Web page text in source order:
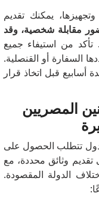
يمكنك تقديم
مقابلة شخصية، وقد
. تأكد من استيفاء جميع
السفارة أو القنصلية.
أسابيع قبل اتخاذ قرار
المصريين
دول تتطلب الحصول على
تقديم وثائق محددة، مع
الدولة المقصودة.